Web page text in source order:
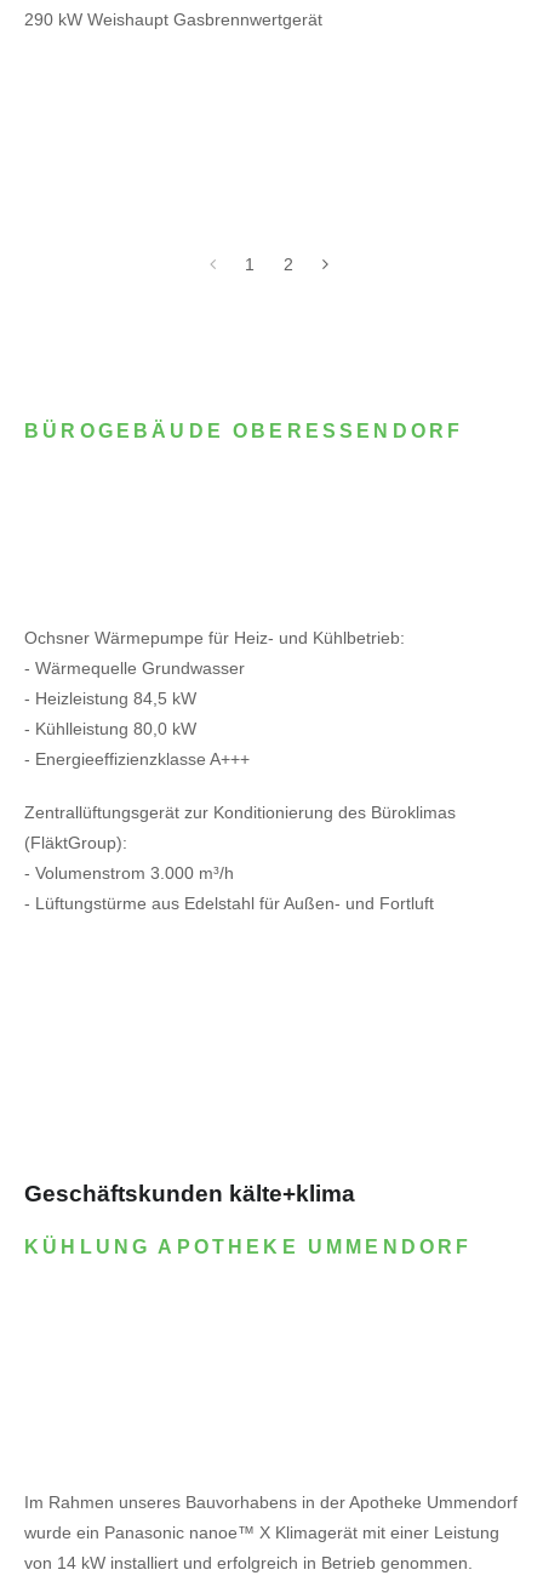
290 kW Weishaupt Gasbrennwertgerät
1 2
BÜROGEBÄUDE OBERESSENDORF
Ochsner Wärmepumpe für Heiz- und Kühlbetrieb:
- Wärmequelle Grundwasser
- Heizleistung 84,5 kW
- Kühlleistung 80,0 kW
- Energieeffizienzklasse A+++
Zentrallüftungsgerät zur Konditionierung des Büroklimas
(FläktGroup):
- Volumenstrom 3.000 m³/h
- Lüftungstürme aus Edelstahl für Außen- und Fortluft
Geschäftskunden kälte+klima
KÜHLUNG APOTHEKE UMMENDORF
Im Rahmen unseres Bauvorhabens in der Apotheke Ummendorf
wurde ein Panasonic nanoe™ X Klimagerät mit einer Leistung
von 14 kW installiert und erfolgreich in Betrieb genommen.